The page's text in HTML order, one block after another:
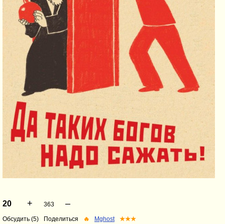
20 + 363 –
Обсудить (5) Поделиться 🔥 Mghost ★★★